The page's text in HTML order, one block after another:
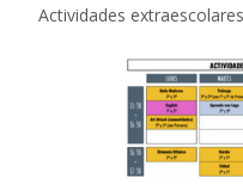
Actividades